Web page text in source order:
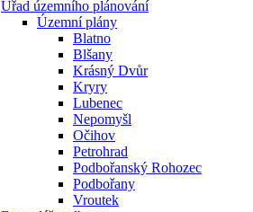
Úřad územního plánování
Územní plány
Blatno
Blšany
Krásný Dvůr
Kryry
Lubenec
Nepomyšl
Očihov
Petrohrad
Podbořanský Rohozec
Podbořany
Vroutek